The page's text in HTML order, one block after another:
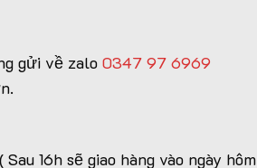
gửi về zalo 0347 97 6969
16h sẽ giao hàng vào ngày hôm